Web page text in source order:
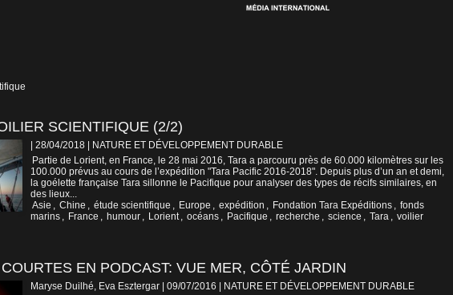
SCIENTIFIQUE (2/2)
| 28/04/2018
NATURE ET DÉVELOPPEMENT DURABLE
Partie de Lorient, en France, le 28 mai 2016, Tara a parcouru près de 60.000 kilomètres sur les
100.000 prévus au cours de l’expédition "Tara Pacific 2016-2018". Depuis plus d’un an et demi,
la goélette française Tara sillonne le Pacifique pour analyser des types de récifs similaires, en
des lieux...
Asie , Chine , étude scientifique , Europe , expédition , Fondation Tara Expéditions , fonds
marins , France , humour , Lorient , océans , Pacifique , recherche , science , Tara , voilier
EN PODCAST: VUE MER, CÔTÉ JARDIN
Maryse Duilhé, Eva Esztergar | 09/07/2016
NATURE ET DÉVELOPPEMENT DURABLE